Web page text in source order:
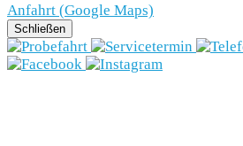
Anfahrt (Google Maps)
Schließen